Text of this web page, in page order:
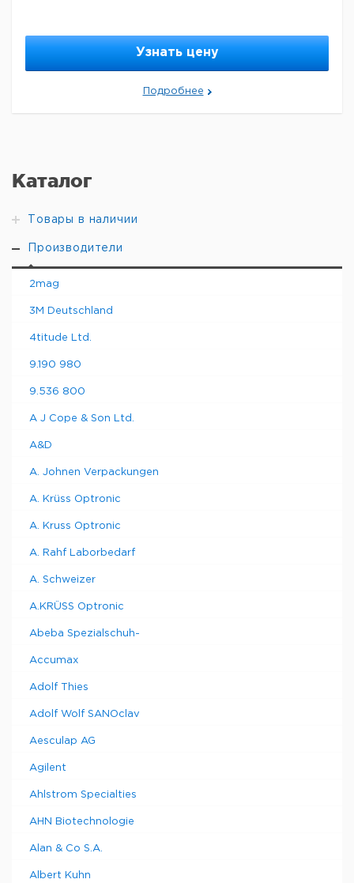
Каталог
Товары в наличии
Производители
2mag
3M Deutschland
4titude Ltd.
9.190 980
9.536 800
A J Cope & Son Ltd.
A&D
A. Johnen Verpackungen
A. Krüss Optronic
A. Kruss Optronic
A. Rahf Laborbedarf
A. Schweizer
A.KRÜSS Optronic
Abeba Spezialschuh-
Accumax
Adolf Thies
Adolf Wolf SANOclav
Aesculap AG
Agilent
Ahlstrom Specialties
AHN Biotechnologie
Alan & Co S.A.
Albert Kuhn
Узнать цену
Подробнее